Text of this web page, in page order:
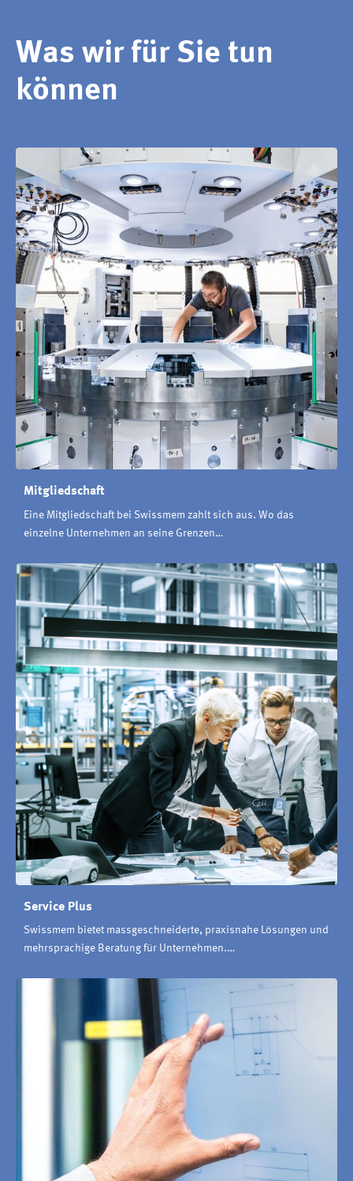
Was wir für Sie tun
können
Mitgliedschaft
Eine Mitgliedschaft bei Swissmem zahlt sich aus. Wo das
einzelne Unternehmen an seine Grenzen…
Service Plus
Swissmem bietet massgeschneiderte, praxisnahe Lösungen und
mehrsprachige Beratung für Unternehmen.…